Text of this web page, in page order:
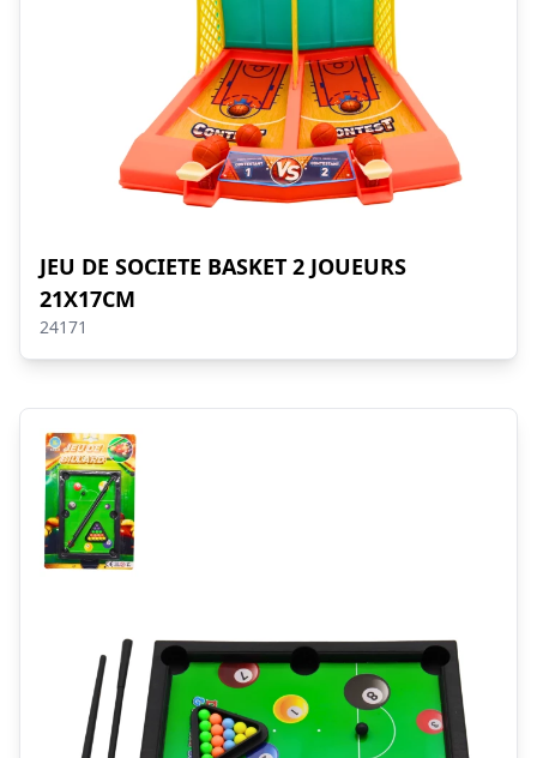
JEU DE SOCIETE BASKET 2 JOUEURS
21X17CM
24171